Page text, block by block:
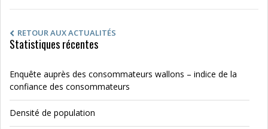
RETOUR AUX ACTUALITÉS
Statistiques récentes
Enquête auprès des consommateurs wallons – indice de la
confiance des consommateurs
Densité de population